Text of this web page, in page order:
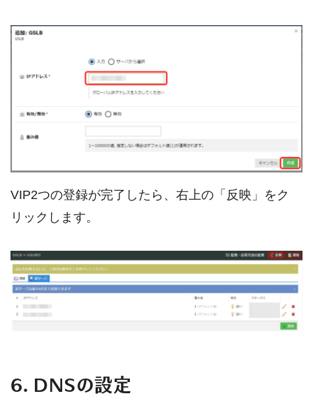
VIP2つの登録が完了したら、右上の「反映」をク
リックします。
6. DNSの設定